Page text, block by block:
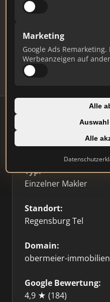
Marketing
Google Ads
Werbeanzeigen auf
Alle
Alle
Ist das Ihr
Daten und erhalten Sie
Updates.
Profil beanspruchen
Typ:
Einzelner Makler
Standort:
Regensburg Tel
Domain:
obermeier-
Google Bewertung:
4,9 ★ (184)